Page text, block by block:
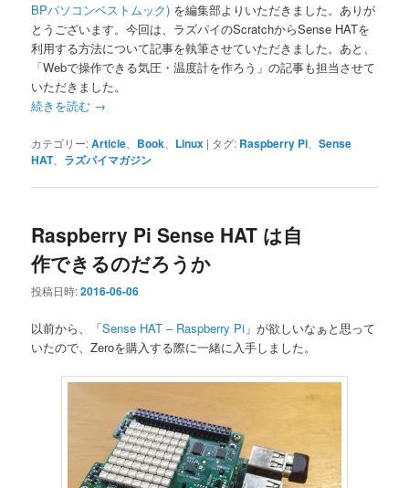
BPパソコンベストムック) を編集部よりいただきました。ありが
とうございます。今回は、ラズパイのScratchからSense HATを
利用する方法について記事を執筆させていただきました。あと、
「Webで操作できる気圧・温度計を作ろう」の記事も担当させて
いただきました。
続きを読む →
カテゴリー:Article Book Linux | タグ: Raspberry Pi 、Sense
HAT、 ラズパイマガジン
Raspberry Pi Sense HAT は自
作できるのだろうか
投稿日時:2016-06-06
以前から、「Sense HAT – Raspberry Pi 」が欲しいなぁと思って
いたので、Zeroを購入する際に一緒に入手しました。